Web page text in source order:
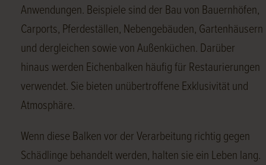
Anwendungen. Beispiele sind der Bau von Bauernhöfen,
Carports, Pferdeställen, Nebengebäuden, Gartenhäusern
und dergleichen sowie von Außenküchen. Darüber
hinaus werden Eichenbalken häufig für Restaurierungen
verwendet. Sie bieten unübertroffene Exklusivität und
Atmosphäre.
Wenn diese Balken vor der Verarbeitung richtig gegen
Schädlinge behandelt werden, halten sie ein Leben lang.